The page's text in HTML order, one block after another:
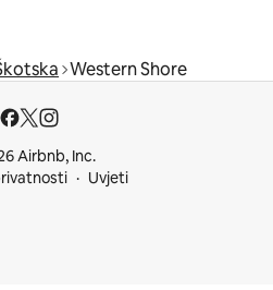
Western Shore
Airbnb, Inc.
Uvjeti